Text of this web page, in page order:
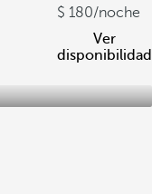
180/noche
Ver
disponibilidad